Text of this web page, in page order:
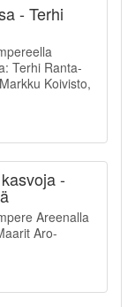
- Terhi
Terhi Ranta-
Koivisto,
-
Areenalla
Aro-